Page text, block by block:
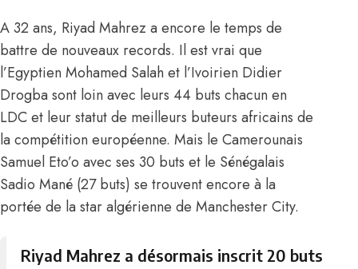
A 32 ans, Riyad Mahrez a encore le temps de
battre de nouveaux records. Il est vrai que
l’Egyptien Mohamed Salah et l’Ivoirien Didier
Drogba sont loin avec leurs 44 buts chacun en
LDC et leur statut de meilleurs buteurs africains de
la compétition européenne. Mais le Camerounais
Samuel Eto’o avec ses 30 buts et le Sénégalais
Sadio Mané (27 buts) se trouvent encore à la
portée de la star algérienne de Manchester City.
Riyad Mahrez a désormais inscrit 20 buts